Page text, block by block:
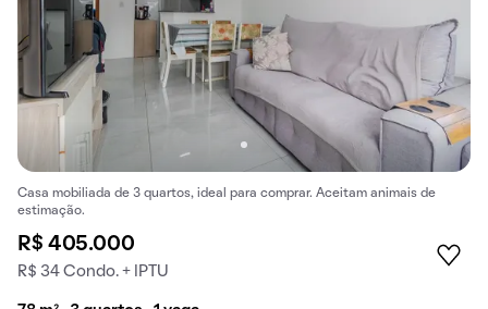
Casa mobiliada de 3 quartos, ideal para comprar. Aceitam animais de
estimação.
R$ 405.000
R$ 34 Condo. + IPTU